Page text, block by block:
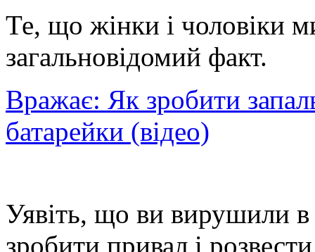
Те, що жінки і чоловіки
загальновідомий факт.
Вражає: Як зробити
батарейки (відео)
Уявіть, що ви вирушили в
зробити привал і